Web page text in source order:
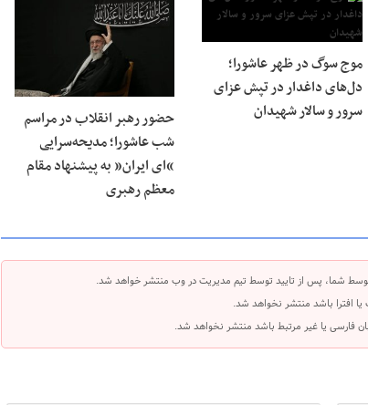
موج سوگ در ظهر عاشورا؛
دل‌های داغدار در تپش عزای
سرور و سالار شهیدان
حضور رهبر انقلاب در مراسم
شب عاشورا؛ مدیحه‌سرایی
“ای ایران” به پیشنهاد مقام
معظم رهبری
شما، پس از تایید توسط تیم مدیریت در وب منتشر خواهد شد.
افترا باشد منتشر نخواهد شد.
فارسی یا غیر مرتبط باشد منتشر نخواهد شد.